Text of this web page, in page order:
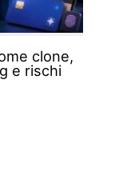
clone,
e rischi